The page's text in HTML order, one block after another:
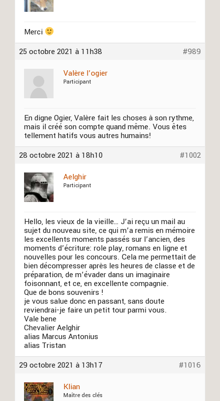
Merci
25 octobre 2021 à 11h38
#989
Valère l’ogier
Participant
En digne Ogier, Valère fait les choses à son rythme,
mais il créé son compte quand même. Vous êtes
tellement hatifs vous autres humains!
28 octobre 2021 à 18h10
#1002
Aelghir
Participant
Hello, les vieux de la vieille… J’ai reçu un mail au
sujet du nouveau site, ce qui m’a remis en mémoire
les excellents moments passés sur l’ancien, des
moments d’écriture: role play, romans en ligne et
nouvelles pour les concours. Cela me permettait de
bien décompresser après les heures de classe et de
préparation, de m’évader dans un imaginaire
foisonnant, et ce, en excellente compagnie.
Que de bons souvenirs !
je vous salue donc en passant, sans doute
reviendrai-je faire un petit tour parmi vous.
Vale bene
Chevalier Aelghir
alias Marcus Antonius
alias Tristan
29 octobre 2021 à 13h17
#1016
Klian
Maître des clés